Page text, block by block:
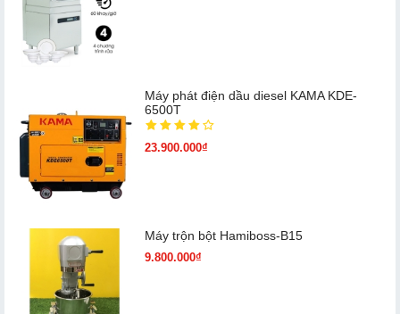
Máy phát điện dầu diesel KAMA KDE-
6500T
23.900.000₫
Máy trộn bột Hamiboss-B15
9.800.000₫